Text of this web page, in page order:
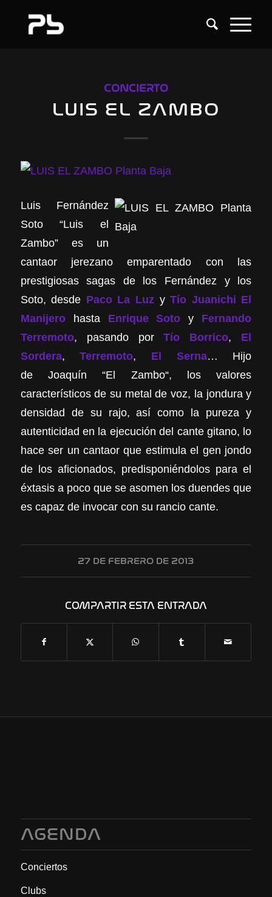
CONCIERTO
LUIS EL ZAMBO
Luis Fernández
Soto “Luis el
Zambo” es un
cantaor jerezano emparentado con las
prestigiosas sagas de los Fernández y los
Soto, desde Paco La Luz yTío Juanichi El
Manijerohasta Enrique Soto y Fernando
Terremoto, pasando porTío Borrico, El
Sordera,Terremoto, El Serna… Hijo
de Joaquín “El Zambo“, los valores
característicos de su metal de voz, la jondura y
densidad de su rajo, así como la pureza y
autenticidad en la ejecución del cante gitano, lo
hace ser un cantaor que estimula el gen jondo
de los aficionados, predisponiéndolos para el
éxtasis a poco que se asomen los duendes que
es capaz de invocar con su rancio cante.
27 DE FEBRERO DE 2013
COMPARTIR ESTA ENTRADA
AGENDA
Conciertos
Clubs